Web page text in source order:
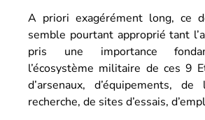
A priori exagérément long, ce
semble pourtant approprié tant
pris une importance
l’écosystème militaire de ces 9
d’arsenaux, d’équipements,
recherche, de sites d’essais,